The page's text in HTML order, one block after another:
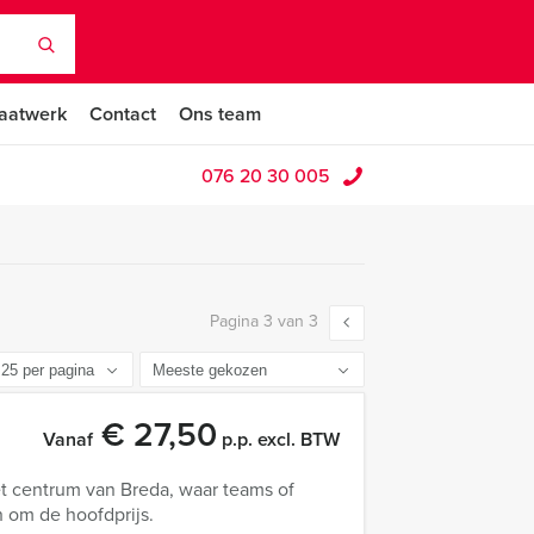
Contact Ons team
076 20 30 005
Pagina 3 van 3
Vanaf€ 27,50 p.p. excl. BTW
van Breda, waar teams of
om de hoofdprijs.